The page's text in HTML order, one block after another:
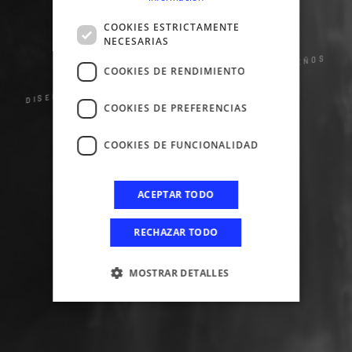
CREATIVIDAD
DISEÑO Y TENDENCIA AL SERVICIO DE SUS SUEÑOS
COOKIES ESTRICTAMENTE
NECESARIAS
COOKIES DE RENDIMIENTO
COOKIES DE PREFERENCIAS
COOKIES DE FUNCIONALIDAD
ACEPTAR TODO
RECHAZAR TODO
MOSTRAR DETALLES